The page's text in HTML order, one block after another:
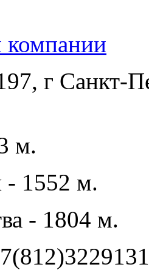
компании
г Санкт-
м.
- 1552 м.
- 1804 м.